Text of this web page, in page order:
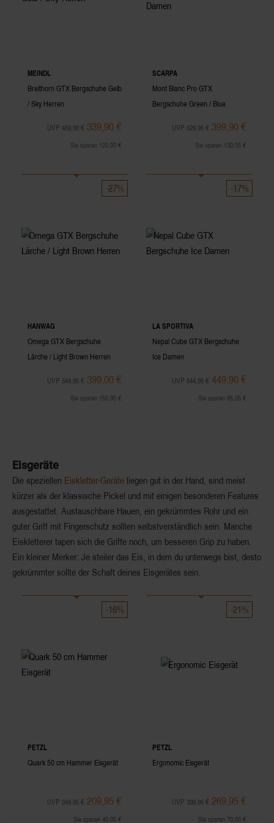
MEINDL
Breithorn GTX Bergschuhe Gelb
/ Sky Herren
UVP 459,90 € 339,90 €
Sie sparen 120,00 €
SCARPA
Mont Blanc Pro GTX
Bergschuhe Green / Blue
UVP 529,95 € 399,90 €
Sie sparen 130,05 €
-27%
HANWAG
Omega GTX Bergschuhe
Lärche / Light Brown Herren
UVP 549,95 € 399,00 €
Sie sparen 150,95 €
-17%
LA SPORTIVA
Nepal Cube GTX Bergschuhe
Ice Damen
UVP 544,95 € 449,90 €
Sie sparen 95,05 €
Eisgeräte
Die speziellen Eiskletter-Geräte liegen gut in der Hand, sind meist
kürzer als der klassische Pickel und mit einigen besonderen Features
ausgestattet. Austauschbare Hauen, ein gekrümmtes Rohr und ein
guter Griff mit Fingerschutz sollten selbstverständlich sein. Manche
Eiskletterer tapen sich die Griffe noch, um besseren Grip zu haben.
Ein kleiner Merker: Je steiler das Eis, in dem du unterwegs bist, desto
gekrümmter sollte der Schaft deines Eisgerätes sein.
-16%
PETZL
Quark 50 cm Hammer Eisgerät
UVP 249,95 € 209,95 €
Sie sparen 40,00 €
-21%
PETZL
Ergonomic Eisgerät
UVP 339,95 € 269,95 €
Sie sparen 70,00 €